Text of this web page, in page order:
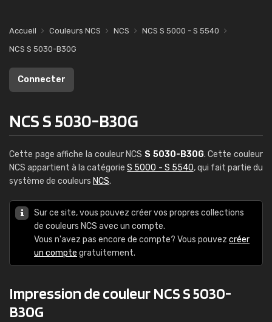
Accueil Couleurs NCS NCS
NCS S 5000 - S 5540
NCS S 5030-B30G
Connecter
NCS S 5030-B30G
Cette page affiche la couleur NCS S 5030-B30G. Cette couleur
NCS appartient à la catégorieS 5000 - S 5540, qui fait partie du
système de couleurs NCS.
Sur ce site, vous pouvez créer vos propres collections
de couleurs NCS avec un compte.
Vous n'avez pas encore de compte? Vous pouvez créer
un compte gratuitement.
Impression de couleur NCS S 5030-
B30G